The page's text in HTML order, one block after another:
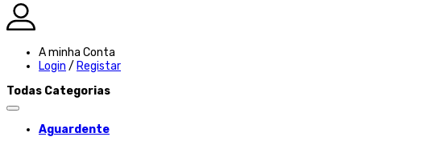
A minha Conta
Login / Registar
Todas Categorias
Aguardente